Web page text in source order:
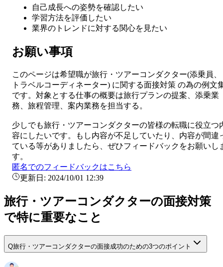
自己成長への姿勢を確認したい
学習方法を評価したい
業界のトレンドに対する関心を見たい
お願い事項
このページは希望職が旅行・ツアーコンダクター(添乗員、
トラベルコーディネーター) に関する面接対策 の為の例文
です。対象とする仕事の概要は旅行プランの提案、添乗業
務、旅程管理、案内業務を担当する。
少しでも旅行・ツアーコンダクターの皆様の転職に役立つ
容にしたいです。もし内容が不足していたり、内容が間違
ている等がありましたら、ぜひフィードバックをお願いし
す。
匿名でのフィードバックはこちら
更新日: 2024/10/01 12:39
旅行・ツアーコンダクターの面接対策
で特に重要なこと
Q旅行・ツアーコンダクターの面接成功のための3つのポイント